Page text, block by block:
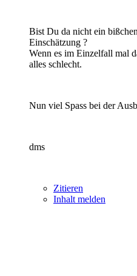
Bist Du da nicht ein
Einschätzung ?
Wenn es im Einzelfall mal
alles schlecht.
Nun viel Spass bei der
dms
Zitieren
Inhalt melden